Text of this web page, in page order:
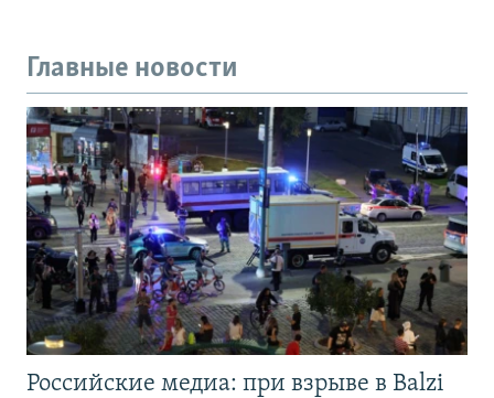
Главные новости
Российские медиа: при взрыве в Balzi